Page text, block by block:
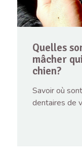
Quelles
mâcher
chien?
Savoir où
dentaires de